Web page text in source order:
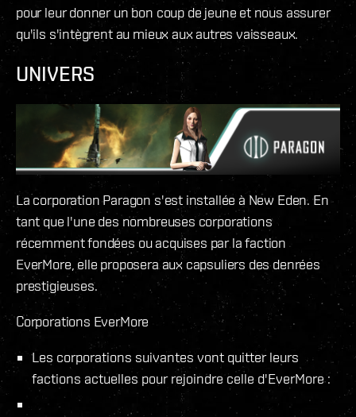
pour leur donner un bon coup de jeune et nous assurer
qu'ils s'intègrent au mieux aux autres vaisseaux.
UNIVERS
La corporation Paragon s'est installée à New Eden. En
tant que l'une des nombreuses corporations
récemment fondées ou acquises par la faction
EverMore, elle proposera aux capsuliers des denrées
prestigieuses.
Corporations EverMore
Les corporations suivantes vont quitter leurs
factions actuelles pour rejoindre celle d'EverMore :